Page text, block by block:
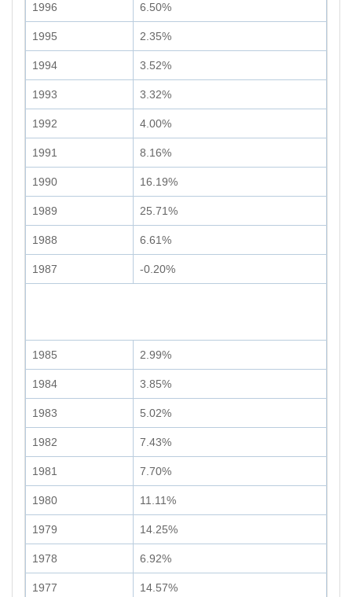
1996 6.50%
1995 2.35%
1994 3.52%
1993 3.32%
1992 4.00%
1991 8.16%
1990 16.19%
1989 25.71%
1988 6.61%
1987 -0.20%
1985 2.99%
1984 3.85%
1983 5.02%
1982 7.43%
1981 7.70%
1980 11.11%
1979 14.25%
1978 6.92%
1977 14.57%